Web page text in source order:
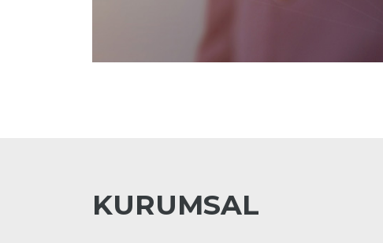
KURUMSAL